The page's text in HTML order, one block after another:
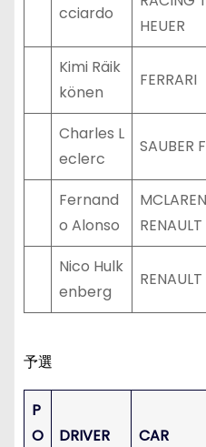
cciardo
HEUER
Kimi Räik
könen
FERRARI
Charles L
eclerc
SAUBER
Fernand
o Alonso
MCLAREN
RENAULT
Nico Hulk
enberg
RENAULT
予選
P
O
DRIVER CAR